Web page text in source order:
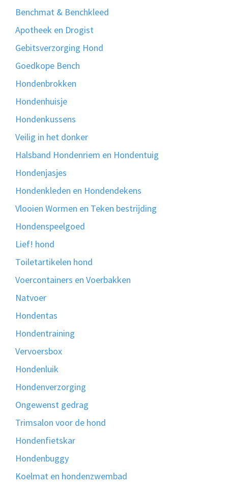
Benchmat & Benchkleed
Apotheek en Drogist
Gebitsverzorging Hond
Goedkope Bench
Hondenbrokken
Hondenhuisje
Hondenkussens
Veilig in het donker
Halsband Hondenriem en Hondentuig
Hondenjasjes
Hondenkleden en Hondendekens
Vlooien Wormen en Teken bestrijding
Hondenspeelgoed
Lief! hond
Toiletartikelen hond
Voercontainers en Voerbakken
Natvoer
Hondentas
Hondentraining
Vervoersbox
Hondenluik
Hondenverzorging
Ongewenst gedrag
Trimsalon voor de hond
Hondenfietskar
Hondenbuggy
Koelmat en hondenzwembad